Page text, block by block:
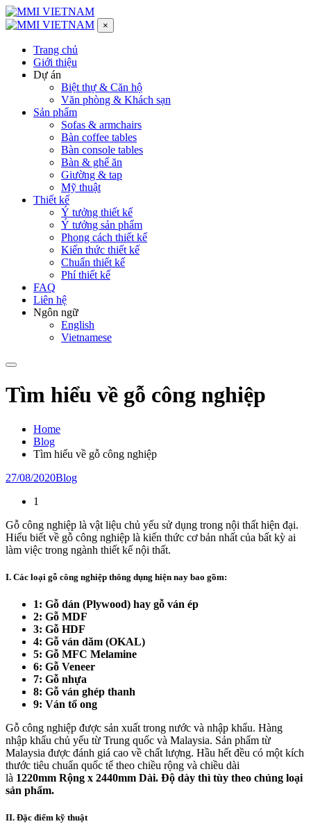
×
Trang chủ
Giới thiệu
Dự án
Biệt thự & Căn hộ
Văn phòng & Khách sạn
Sản phẩm
Sofas & armchairs
Bàn coffee tables
Bàn console tables
Bàn & ghế ăn
Giường & tap
Mỹ thuật
Thiết kế
Ý tưởng thiết kế
Ý tưởng sản phẩm
Phong cách thiết kế
Kiến thức thiết kế
Chuẩn thiết kế
Phí thiết kế
FAQ
Liên hệ
Ngôn ngữ
English
Vietnamese
Tìm hiểu về gỗ công nghiệp
Home
Blog
Tìm hiểu về gỗ công nghiệp
27/08/2020Blog
1
Gỗ công nghiệp là vật liệu chủ yếu sử dụng trong nội thất hiện đại.
Hiểu biết về gỗ công nghiệp là kiến thức cơ bản nhất của bất kỳ ai
làm việc trong ngành thiết kế nội thất.
I. Các loại gỗ công nghiệp thông dụng hiện nay bao gồm:
1: Gỗ dán (Plywood) hay gỗ ván ép
2: Gỗ MDF
3: Gỗ HDF
4: Gỗ ván dăm (OKAL)
5: Gỗ MFC Melamine
6: Gỗ Veneer
7: Gỗ nhựa
8: Gỗ ván ghép thanh
9: Ván tổ ong
Gỗ công nghiệp được sản xuất trong nước và nhập khẩu. Hàng
nhập khẩu chủ yếu từ Trung quốc và Malaysia. Sản phẩm từ
Malaysia được đánh giá cao về chất lượng. Hầu hết đều có một kích
thước tiêu chuẩn quốc tế theo chiều rộng và chiều dài
là 1220mm Rộng x 2440mm Dài. Độ dày thì tùy theo chủng loại
sản phẩm.
II. Đặc điểm kỹ thuật